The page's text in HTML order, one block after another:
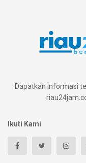
Dapatkan informasi
Ikuti Kami